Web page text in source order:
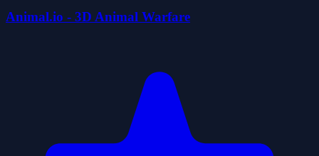
Animal.io - 3D Animal Warfare